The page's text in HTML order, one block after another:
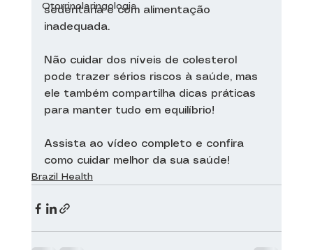
Otorrinolaringologia
sedentária e com alimentação
inadequada.
Não cuidar dos níveis de colesterol
pode trazer sérios riscos à saúde, mas
ele também compartilha dicas práticas
para manter tudo em equilíbrio!
Assista ao vídeo completo e confira
como cuidar melhor da sua saúde!
Brazil Health